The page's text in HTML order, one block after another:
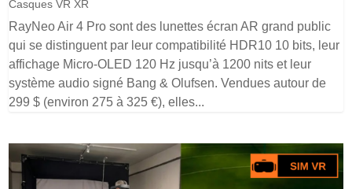
Casques VR XR
RayNeo Air 4 Pro sont des lunettes écran AR grand public
qui se distinguent par leur compatibilité HDR10 10 bits, leur
affichage Micro-OLED 120 Hz jusqu’à 1200 nits et leur
système audio signé Bang & Olufsen. Vendues autour de
299 $ (environ 275 à 325 €), elles...